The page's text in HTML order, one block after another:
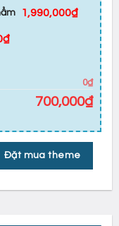
1,990,000₫
0₫
700,000₫
Đặt mua theme